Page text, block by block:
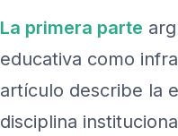
La primera parte
educativa como
artículo describe la
disciplina